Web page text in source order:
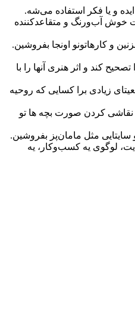
و یا فکر استفاده می‌شه.
خوش‌ آب‌ورنگ و متقاعدکننده
و کارهاتونو اونجا بفروشین.
کند و اثر هنری آنها را با
زیادی برا کسایی که روحیه
نقاشی کردن صورت بچه ها تو
مثل مامان‌پز بفروشین.
لوگو‌ی یه کسب‌و‌کار، یه